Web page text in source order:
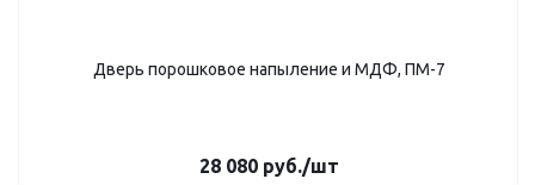
Дверь порошковое напыление и МДФ, ПМ-7
28 080руб./шт